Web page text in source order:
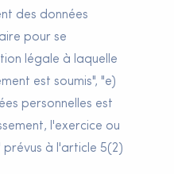
des données
pour se
légale à laquelle
est soumis", "e)
personnelles est
l'exercice ou
à l'article 5(2)